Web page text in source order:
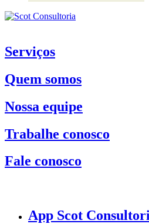
Serviços
Quem somos
Nossa equipe
Trabalhe conosco
Fale conosco
App Scot